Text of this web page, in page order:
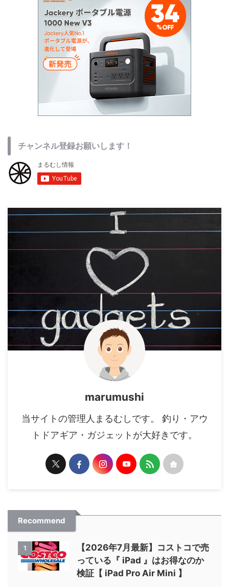
チャンネル登録お願いします！
marumushi
当サイトの管理人まるむしです。 釣り・アウ
トドアギア・ガジェットが大好きです。
Recommend
1
【2026年7月最新】コストコで売
っている『 iPad 』はお得なのか
検証【 iPad Pro Air Mini 】